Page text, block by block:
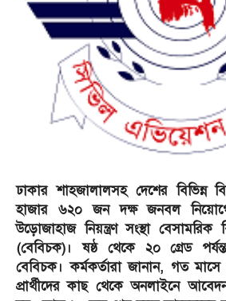
ঢাকার শাহজালালসহ দেশের বিভিন্ন
হাজার ৬২০ জন দক্ষ জনবল
উড়োজাহাজ নিয়ন্ত্রণ সংস্থা
(বেবিচক)। ষষ্ঠ থেকে ২০ গ্রেড
বেবিচক। কর্মকর্তারা জানান, গত
প্রার্থীদের কাছ থেকে অনলাইনে